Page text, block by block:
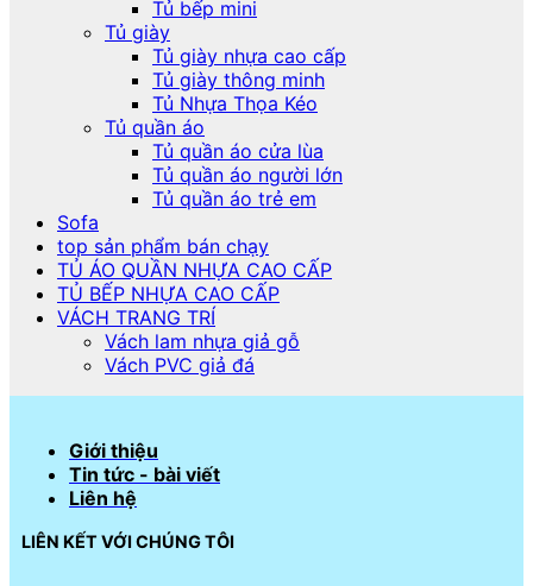
Tủ bếp mini
Tủ giày
Tủ giày nhựa cao cấp
Tủ giày thông minh
Tủ Nhựa Thọa Kéo
Tủ quần áo
Tủ quần áo cửa lùa
Tủ quần áo người lớn
Tủ quần áo trẻ em
Sofa
top sản phẩm bán chạy
TỦ ÁO QUẦN NHỰA CAO CẤP
TỦ BẾP NHỰA CAO CẤP
VÁCH TRANG TRÍ
Vách lam nhựa giả gỗ
Vách PVC giả đá
Giới thiệu
Tin tức - bài viết
Liên hệ
LIÊN KẾT VỚI CHÚNG TÔI